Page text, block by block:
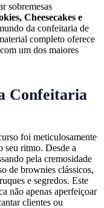
sobremesas
Cheesecakes e
da confeitaria de
completo oferece
um dos maiores
Confeitaria
foi meticulosamente
seu ritmo. Desde a
pela cremosidade
de brownies clássicos,
e segredos. Este
não apenas aperfeiçoar
clientes ou